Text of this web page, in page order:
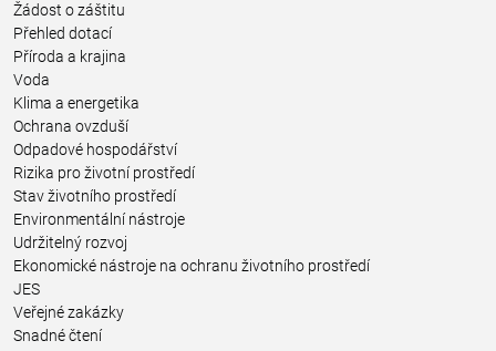
Žádost o záštitu
Přehled dotací
Příroda a krajina
Voda
Klima a energetika
Ochrana ovzduší
Odpadové hospodářství
Rizika pro životní prostředí
Stav životního prostředí
Environmentální nástroje
Udržitelný rozvoj
Ekonomické nástroje na ochranu životního prostředí
JES
Veřejné zakázky
Snadné čtení